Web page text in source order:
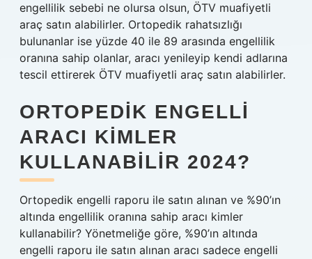
engellilik sebebi ne olursa olsun, ÖTV muafiyetli
araç satın alabilirler. Ortopedik rahatsızlığı
bulunanlar ise yüzde 40 ile 89 arasında engellilik
oranına sahip olanlar, aracı yenileyip kendi adlarına
tescil ettirerek ÖTV muafiyetli araç satın alabilirler.
ORTOPEDIK ENGELLI
ARACI KIMLER
KULLANABILIR 2024?
Ortopedik engelli raporu ile satın alınan ve %90’ın
altında engellilik oranına sahip aracı kimler
kullanabilir? Yönetmeliğe göre, %90’ın altında
engelli raporu ile satın alınan aracı sadece engelli